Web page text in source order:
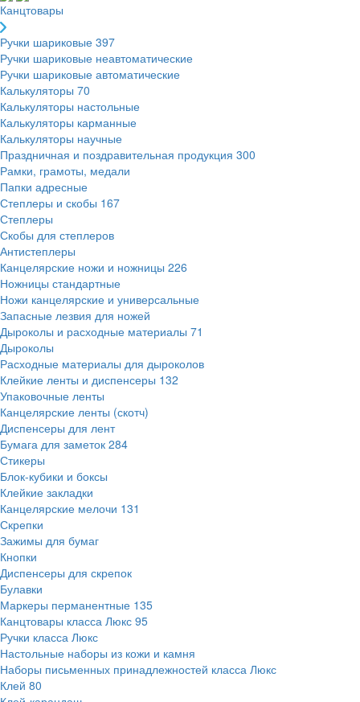
Канцтовары
Ручки шариковые 397
Ручки шариковые неавтоматические
Ручки шариковые автоматические
Калькуляторы 70
Калькуляторы настольные
Калькуляторы карманные
Калькуляторы научные
Праздничная и поздравительная продукция 300
Рамки, грамоты, медали
Папки адресные
Степлеры и скобы 167
Степлеры
Скобы для степлеров
Антистеплеры
Канцелярские ножи и ножницы 226
Ножницы стандартные
Ножи канцелярские и универсальные
Запасные лезвия для ножей
Дыроколы и расходные материалы 71
Дыроколы
Расходные материалы для дыроколов
Клейкие ленты и диспенсеры 132
Упаковочные ленты
Канцелярские ленты (скотч)
Диспенсеры для лент
Бумага для заметок 284
Стикеры
Блок-кубики и боксы
Клейкие закладки
Канцелярские мелочи 131
Скрепки
Зажимы для бумаг
Кнопки
Диспенсеры для скрепок
Булавки
Маркеры перманентные 135
Канцтовары класса Люкс 95
Ручки класса Люкс
Настольные наборы из кожи и камня
Наборы письменных принадлежностей класса Люкс
Клей 80